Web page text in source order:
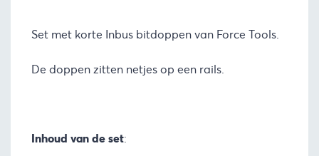
Set met korte Inbus bitdoppen van Force Tools.
De doppen zitten netjes op een rails.
Inhoud van de set: